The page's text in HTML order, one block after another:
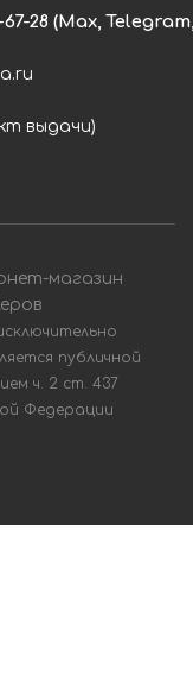
28 (Max,
выдачи)
магазин
публичной
ч. 2 ст. 437
Федерации